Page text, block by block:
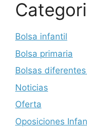
Bolsa infantil
Bolsa primaria
Bolsas
Noticias
Oferta
Oposiciones